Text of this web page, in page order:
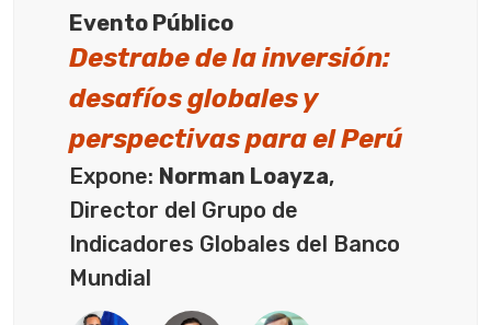
Evento Público
Destrabe de la inversión:
desafíos globales y
perspectivas para el Perú
Expone: Norman Loayza,
Director del Grupo de
Indicadores Globales del Banco
Mundial